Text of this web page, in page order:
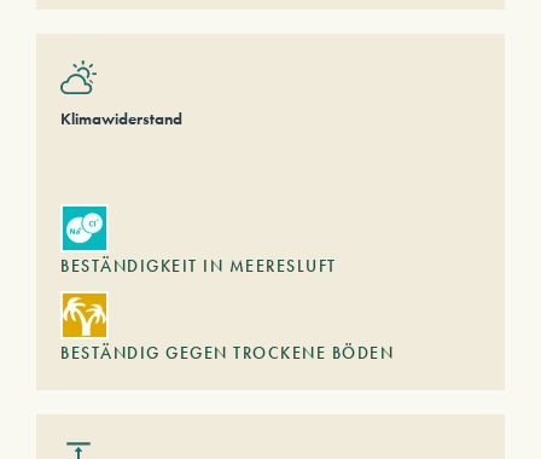
Klimawiderstand
BESTÄNDIGKEIT IN MEERESLUFT
BESTÄNDIG GEGEN TROCKENE BÖDEN